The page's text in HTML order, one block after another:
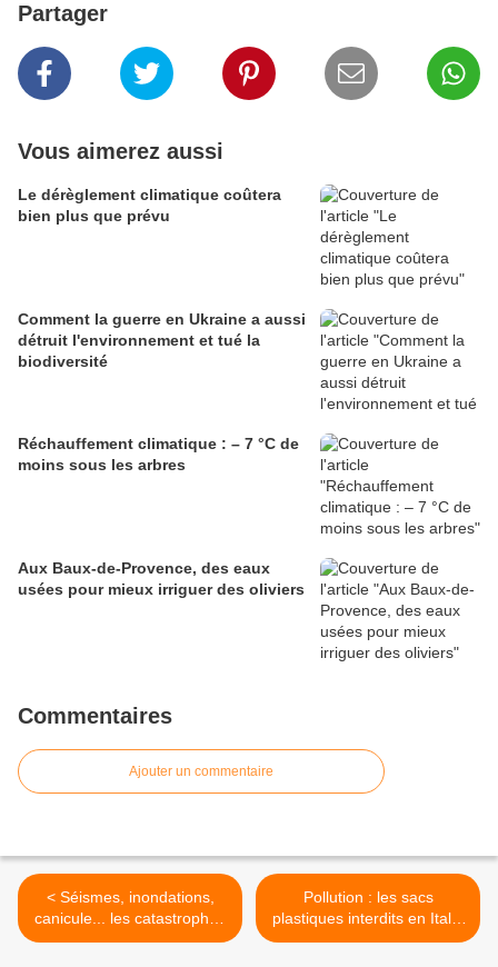
Partager
Vous aimerez aussi
Le dérèglement climatique coûtera
bien plus que prévu
Comment la guerre en Ukraine a aussi
détruit l'environnement et tué la
biodiversité
Réchauffement climatique : – 7 °C de
moins sous les arbres
Aux Baux-de-Provence, des eaux
usées pour mieux irriguer des oliviers
Commentaires
Ajouter un commentaire
< Séismes, inondations,
canicule... les catastrophes
naturelles ont marqué 2010
Pollution : les sacs
plastiques interdits en Italie
dès le 1er janvier >